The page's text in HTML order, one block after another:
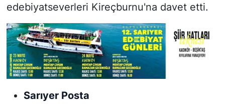
edebiyatseverleri Kireçburnu'na davet etti.
Sarıyer Posta